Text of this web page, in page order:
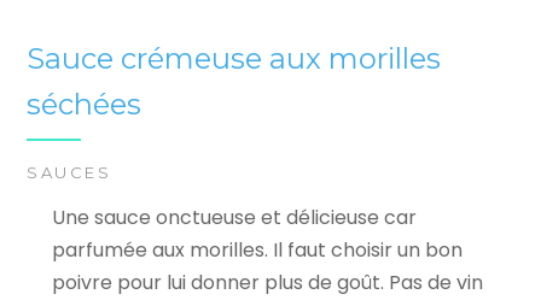
Sauce crémeuse aux morilles
séchées
SAUCES
Une sauce onctueuse et délicieuse car
parfumée aux morilles. Il faut choisir un bon
poivre pour lui donner plus de goût. Pas de vin